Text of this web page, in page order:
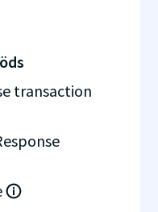
transaction